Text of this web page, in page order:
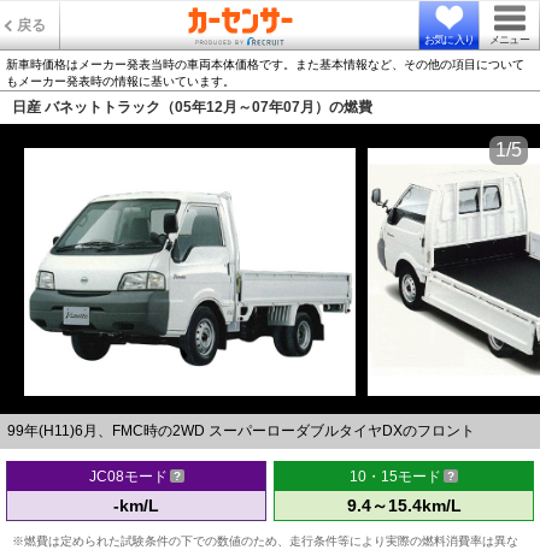
戻る
お気に入り メニュー
新車時価格はメーカー発表当時の車両本体価格です。また基本情報など、その他の項目について
もメーカー発表時の情報に基いています。
日産 バネットトラック（05年12月～07年07月）の燃費
99年(H11)6月、FMC時の2WD スーパーローダブルタイヤDXのフロント
1/5
JC08モード
-km/L
10・15モード
9.4～15.4km/L
※燃費は定められた試験条件の下での数値のため、走行条件等により実際の燃料消費率は異な